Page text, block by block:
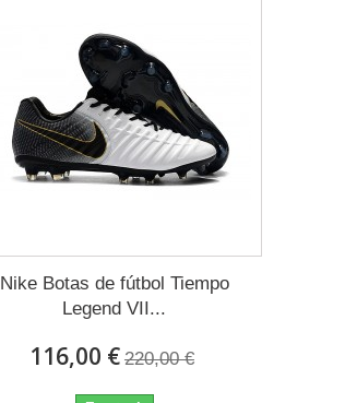
Nike Botas de fútbol Tiempo
Legend VII...
116,00 € 220,00 €